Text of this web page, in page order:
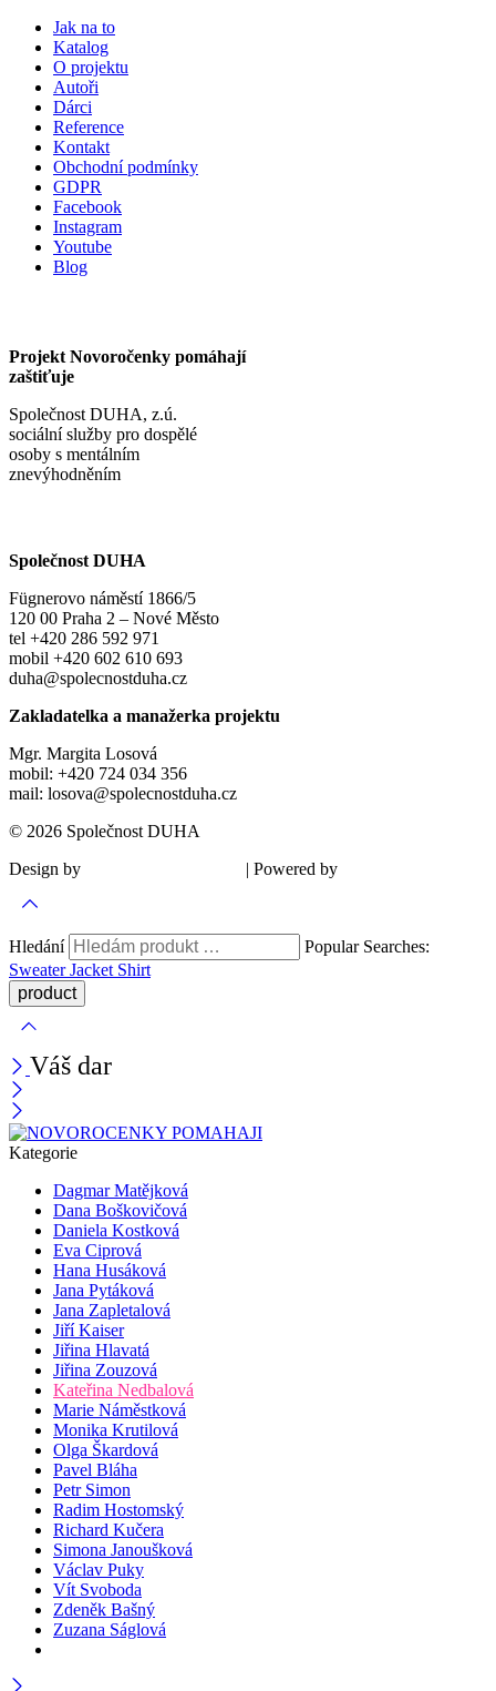
Jak na to
Katalog
O projektu
Autoři
Dárci
Reference
Kontakt
Obchodní podmínky
GDPR
Facebook
Instagram
Youtube
Blog
Projekt Novoročenky pomáhají
zaštiťuje
Společnost DUHA, z.ú.
sociální služby pro dospělé
osoby s mentálním
znevýhodněním
Společnost DUHA
Fügnerovo náměstí 1866/5
120 00 Praha 2 – Nové Město
tel +420 286 592 971
mobil +420 602 610 693
duha@spolecnostduha.cz
Zakladatelka a manažerka projektu
Mgr. Margita Losová
mobil: +420 724 034 356
mail: losova@spolecnostduha.cz
© 2026 Společnost DUHA
Design by
| Powered by
Hledání
Popular Searches:
SweaterJacket Shirt
Váš dar
Kategorie
Dagmar Matějková
Dana Boškovičová
Daniela Kostková
Eva Ciprová
Hana Husáková
Jana Pytáková
Jana Zapletalová
Jiří Kaiser
Jiřina Hlavatá
Jiřina Zouzová
Kateřina Nedbalová
Marie Náměstková
Monika Krutilová
Olga Škardová
Pavel Bláha
Petr Simon
Radim Hostomský
Richard Kučera
Simona Janoušková
Václav Puky
Vít Svoboda
Zdeněk Bašný
Zuzana Ságlová